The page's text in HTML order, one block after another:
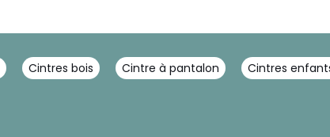
Cintres bois Cintre à pantalon Cintres